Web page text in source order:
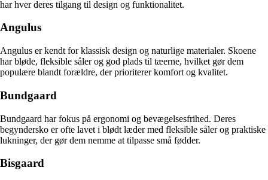
har hver deres tilgang til design og funktionalitet.
Angulus
Angulus er kendt for klassisk design og naturlige materialer. Skoene
har bløde, fleksible såler og god plads til tæerne, hvilket gør dem
populære blandt forældre, der prioriterer komfort og kvalitet.
Bundgaard
Bundgaard har fokus på ergonomi og bevægelsesfrihed. Deres
begyndersko er ofte lavet i blødt læder med fleksible såler og praktiske
lukninger, der gør dem nemme at tilpasse små fødder.
Bisgaard